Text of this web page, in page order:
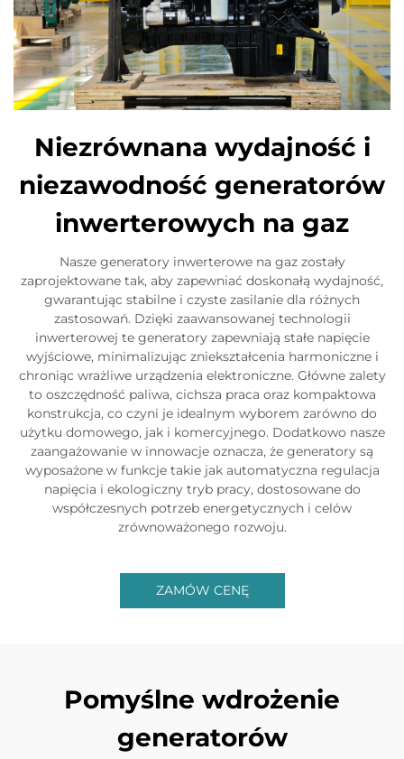
Niezrównana wydajność i
niezawodność generatorów
inwerterowych na gaz
Nasze generatory inwerterowe na gaz zostały
zaprojektowane tak, aby zapewniać doskonałą wydajność,
gwarantując stabilne i czyste zasilanie dla różnych
zastosowań. Dzięki zaawansowanej technologii
inwerterowej te generatory zapewniają stałe napięcie
wyjściowe, minimalizując zniekształcenia harmoniczne i
chroniąc wrażliwe urządzenia elektroniczne. Główne zalety
to oszczędność paliwa, cichsza praca oraz kompaktowa
konstrukcja, co czyni je idealnym wyborem zarówno do
użytku domowego, jak i komercyjnego. Dodatkowo nasze
zaangażowanie w innowacje oznacza, że generatory są
wyposażone w funkcje takie jak automatyczna regulacja
napięcia i ekologiczny tryb pracy, dostosowane do
współczesnych potrzeb energetycznych i celów
zrównoważonego rozwoju.
ZAMÓW CENĘ
Pomyślne wdrożenie
generatorów